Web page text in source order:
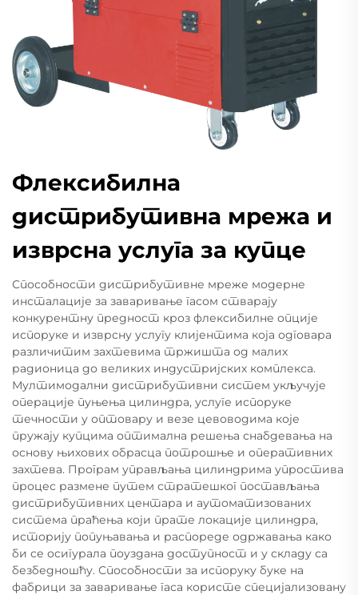
Флексибилна
дистрибутивна мрежа и
изврсна услуга за купце
Способности дистрибутивне мреже модерне
инсталације за заваривање гасом стварају
конкурентну предност кроз флексибилне опције
испоруке и изврсну услугу клијентима која одговара
различитим захтевима тржишта од малих
радионица до великих индустријских комплекса.
Мултимодални дистрибутивни систем укључује
операције пуњења цилиндра, услуге испоруке
течности у оптовару и везе цевоводима које
пружају купцима оптимална решења снабдевања на
основу њихових обрасца потрошње и оперативних
захтева. Програм управљања цилиндрима упростива
процес размене путем стратешког постављања
дистрибутивних центара и аутоматизованих
система праћења који прате локације цилиндра,
историју попуњавања и распореде одржавања како
би се осигурала поуздана доступност и у складу са
безбедношћу. Способности за испоруку буке на
фабрици за заваривање гаса користе специјализовану